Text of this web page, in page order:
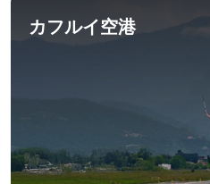
カフルイ空港